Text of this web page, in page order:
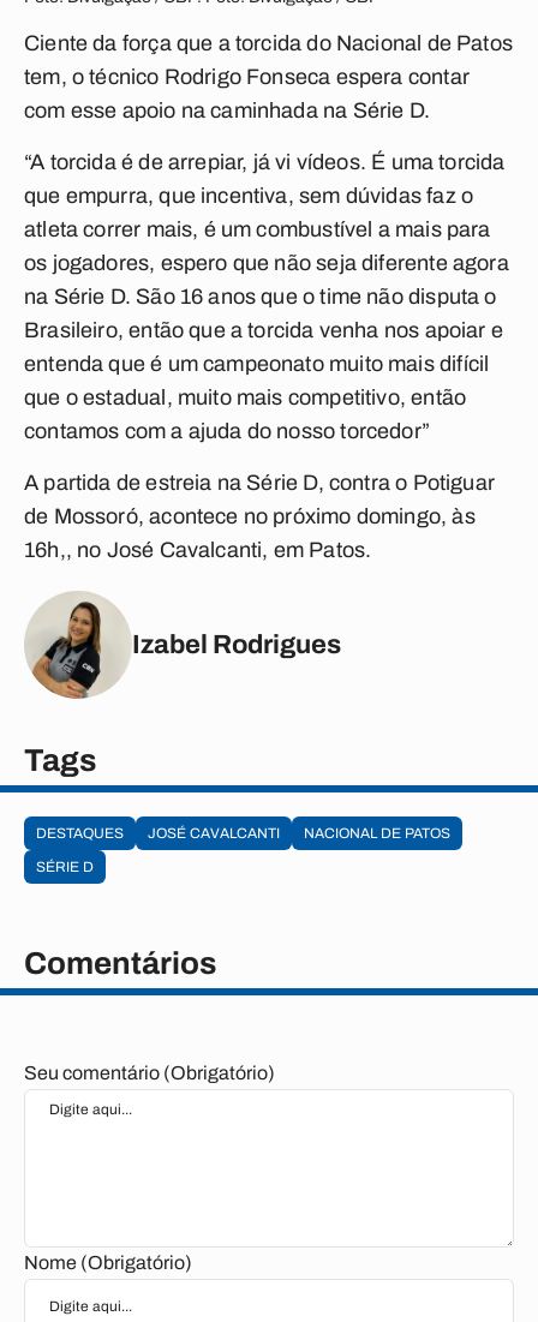
Ciente da força que a torcida do Nacional de Patos
tem, o técnico Rodrigo Fonseca espera contar
com esse apoio na caminhada na Série D.
“A torcida é de arrepiar, já vi vídeos. É uma torcida
que empurra, que incentiva, sem dúvidas faz o
atleta correr mais, é um combustível a mais para
os jogadores, espero que não seja diferente agora
na Série D. São 16 anos que o time não disputa o
Brasileiro, então que a torcida venha nos apoiar e
entenda que é um campeonato muito mais difícil
que o estadual, muito mais competitivo, então
contamos com a ajuda do nosso torcedor”
A partida de estreia na Série D, contra o Potiguar
de Mossoró, acontece no próximo domingo, às
16h,, no José Cavalcanti, em Patos.
Izabel Rodrigues
Tags
DESTAQUES JOSÉ CAVALCANTI
NACIONAL DE PATOS
SÉRIE D
Comentários
Seu comentário (Obrigatório)
Nome (Obrigatório)